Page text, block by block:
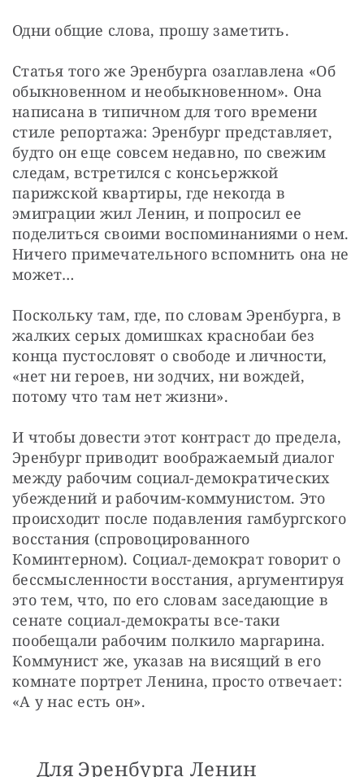
Одни общие слова, прошу заметить.
Статья того же Эренбурга озаглавлена «Об
обыкновенном и необыкновенном». Она
написана в типичном для того времени
стиле репортажа: Эренбург представляет,
будто он еще совсем недавно, по свежим
следам, встретился с консьержкой
парижской квартиры, где некогда в
эмиграции жил Ленин, и попросил ее
поделиться своими воспоминаниями о нем.
Ничего примечательного вспомнить она не
может…
Поскольку там, где, по словам Эренбурга, в
жалких серых домишках краснобаи без
конца пустословят о свободе и личности,
«нет ни героев, ни зодчих, ни вождей,
потому что там нет жизни».
И чтобы довести этот контраст до предела,
Эренбург приводит воображаемый диалог
между рабочим социал-демократических
убеждений и рабочим-коммунистом. Это
происходит после подавления гамбургского
восстания (спровоцированного
Коминтерном). Социал-демократ говорит о
бессмысленности восстания, аргументируя
это тем, что, по его словам заседающие в
сенате социал-демократы все-таки
пообещали рабочим полкило маргарина.
Коммунист же, указав на висящий в его
комнате портрет Ленина, просто отвечает:
«А у нас есть он».
Для Эренбурга Ленин